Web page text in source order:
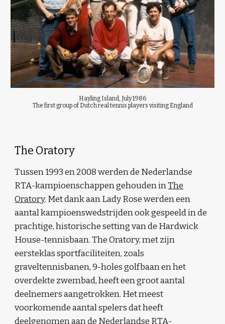
Hayling Island, July 1986
The first group of Dutch real tennis players visiting England
The Oratory
Tussen 1993 en 2008 werden de Nederlandse
RTA-kampioenschappen gehouden inThe
Oratory. Met dank aan Lady Rose werden een
aantal kampioenswedstrijden ook gespeeld in de
prachtige, historische setting van de Hardwick
House-tennisbaan. The Oratory, met zijn
eersteklas sportfaciliteiten, zoals
graveltennisbanen, 9-holes golfbaan en het
overdekte zwembad, heeft een groot aantal
deelnemers aangetrokken. Het meest
voorkomende aantal spelers dat heeft
deelgenomen aan de Nederlandse RTA-